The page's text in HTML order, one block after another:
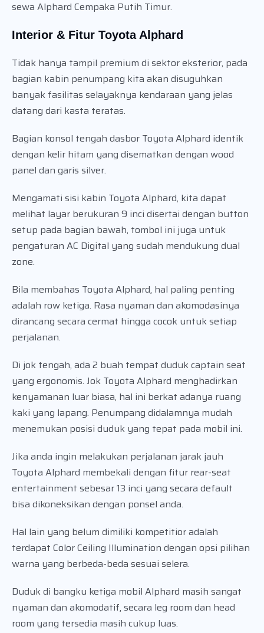
sewa Alphard Cempaka Putih Timur.
Interior & Fitur Toyota Alphard
Tidak hanya tampil premium di sektor eksterior, pada
bagian kabin penumpang kita akan disuguhkan
banyak fasilitas selayaknya kendaraan yang jelas
datang dari kasta teratas.
Bagian konsol tengah dasbor Toyota Alphard identik
dengan kelir hitam yang disematkan dengan wood
panel dan garis silver.
Mengamati sisi kabin Toyota Alphard, kita dapat
melihat layar berukuran 9 inci disertai dengan button
setup pada bagian bawah, tombol ini juga untuk
pengaturan AC Digital yang sudah mendukung dual
zone.
Bila membahas Toyota Alphard, hal paling penting
adalah row ketiga. Rasa nyaman dan akomodasinya
dirancang secara cermat hingga cocok untuk setiap
perjalanan.
Di jok tengah, ada 2 buah tempat duduk captain seat
yang ergonomis. Jok Toyota Alphard menghadirkan
kenyamanan luar biasa, hal ini berkat adanya ruang
kaki yang lapang. Penumpang didalamnya mudah
menemukan posisi duduk yang tepat pada mobil ini.
Jika anda ingin melakukan perjalanan jarak jauh
Toyota Alphard membekali dengan fitur rear-seat
entertainment sebesar 13 inci yang secara default
bisa dikoneksikan dengan ponsel anda.
Hal lain yang belum dimiliki kompetitior adalah
terdapat Color Ceiling Illumination dengan opsi pilihan
warna yang berbeda-beda sesuai selera.
Duduk di bangku ketiga mobil Alphard masih sangat
nyaman dan akomodatif, secara leg room dan head
room yang tersedia masih cukup luas.